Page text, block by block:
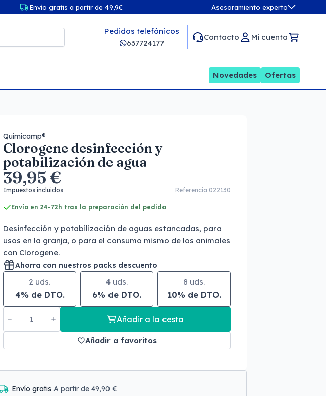
Envío gratis a partir de 49,9€ Asesoramiento experto
Pedidos telefónicos
637724177
Contacto Mi cuenta
Novedades Ofertas
Quimicamp®
Clorogene desinfección y
potabilización de agua
39,95 €
Impuestos incluidos Referencia 022130
Envío en 24-72h tras la preparación del pedido
Desinfección y potabilización de aguas estancadas, para
usos en la granja, o para el consumo mismo de los animales
con Clorogene.
Ahorra con nuestros packs descuento
2 uds.
4% de DTO.
4 uds.
6% de DTO.
8 uds.
10% de DTO.
Añadir a la cesta
Añadir a favoritos
Envío gratis A partir de 49,90 €